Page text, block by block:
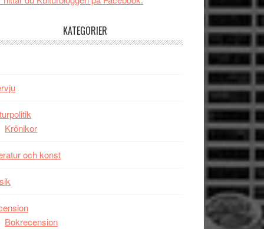
tv4
kan
KATEGORIER
Krönikor
och konst
Bokrecension